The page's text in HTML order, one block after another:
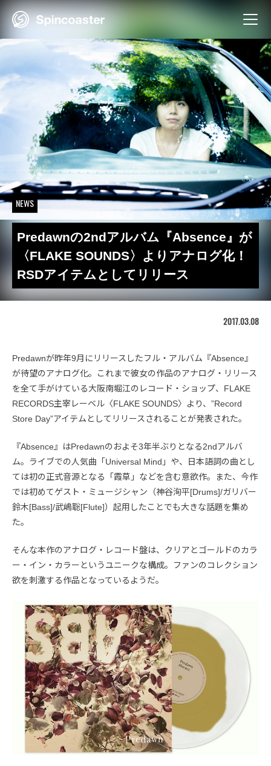
Skip
NEWS
Predawnの2ndアルバム『Absence』が
〈FLAKE SOUNDS〉よりアナログ化！
RSDアイテムとしてリリース
2017.03.08
Predawnが昨年9月にリリースしたフル・アルバム『Absence』
が待望のアナログ化。これまで彼女の作品のアナログ・リリース
を全て手がけている大阪南堀江のレコード・ショップ、FLAKE
RECORDS主宰レーベル〈FLAKE SOUNDS〉より、”Record
Store Day”アイテムとしてリリースされることが発表された。
『Absence』はPredawnのおよそ3年半ぶりとなる2ndアルバ
ム。ライブでの人気曲「Universal Mind」や、日本語詞の曲とし
ては初の正式音源となる「霞草」などを含む意欲作。また、今作
では初めてゲスト・ミュージシャン（神谷洵平[Drums]/ガリバー
鈴木[Bass]/武嶋聡[Flute]）起用したことでも大きな話題を集め
た。
そんな本作のアナログ・レコード盤は、クリアとゴールドのカラ
ー・イン・カラーというユニークな構成。ファンのコレクション
欲を刺激する作品となっているようだ。